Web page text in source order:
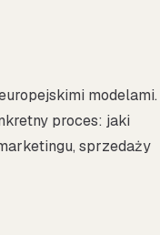
modelami.
proces: jaki
sprzedaży